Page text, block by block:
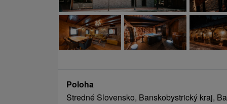
Poloha
Stredné Slovensko, Banskobystrický kraj,